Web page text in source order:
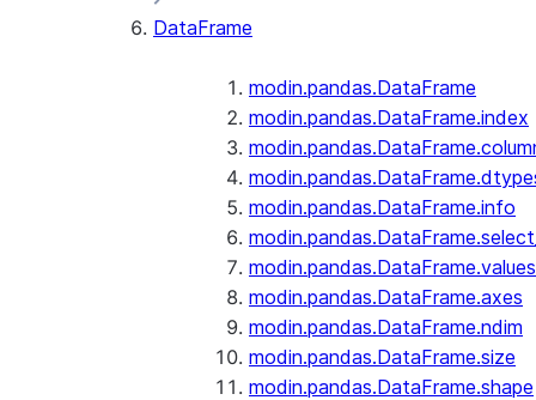
DataFrame
modin.pandas.DataFrame
modin.pandas.DataFrame.index
modin.pandas.DataFrame.info
modin.pandas.DataFrame.values
modin.pandas.DataFrame.axes
modin.pandas.DataFrame.ndim
modin.pandas.DataFrame.size
modin.pandas.DataFrame.shape